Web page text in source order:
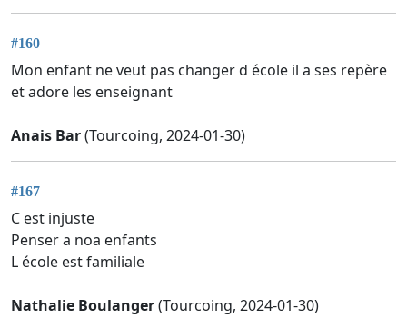
#160
Mon enfant ne veut pas changer d école il a ses repère
et adore les enseignant
Anais Bar(Tourcoing, 2024-01-30)
#167
C est injuste
Penser a noa enfants
L école est familiale
Nathalie Boulanger(Tourcoing, 2024-01-30)